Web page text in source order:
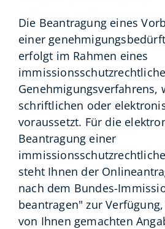
Die Beantragung eines
einer
erfolgt im Rahmen eines
Genehmigungsverfahrens,
schriftlichen oder
voraussetzt. Für die
Beantragung einer
steht Ihnen der
nach dem Bundes-
beantragen" zur
von Ihnen gemachten